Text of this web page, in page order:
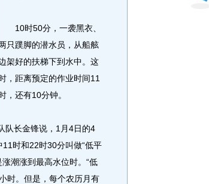
10时50分，一袭黑衣、
只蹼脚的潜水员，从船舷
架好的扶梯下到水中。这
，距离预定的作业时间11
，还有10分钟。
长金锋说，1月4日的4
时和22时30分叫做“低平
潮涨到最高水位时。“低
时。但是，每个农历月有